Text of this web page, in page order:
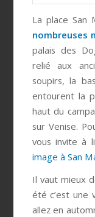
La place San
nombreuses
palais des
relié aux
soupirs, la
entourent la
haut du
sur Venise.
vous invite à
image à San
Il vaut mieux
été c’est une
allez en